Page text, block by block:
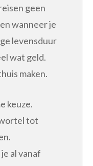
geen
wanneer je
levensduur
wat geld.
maken.
keuze.
tot
al vanaf